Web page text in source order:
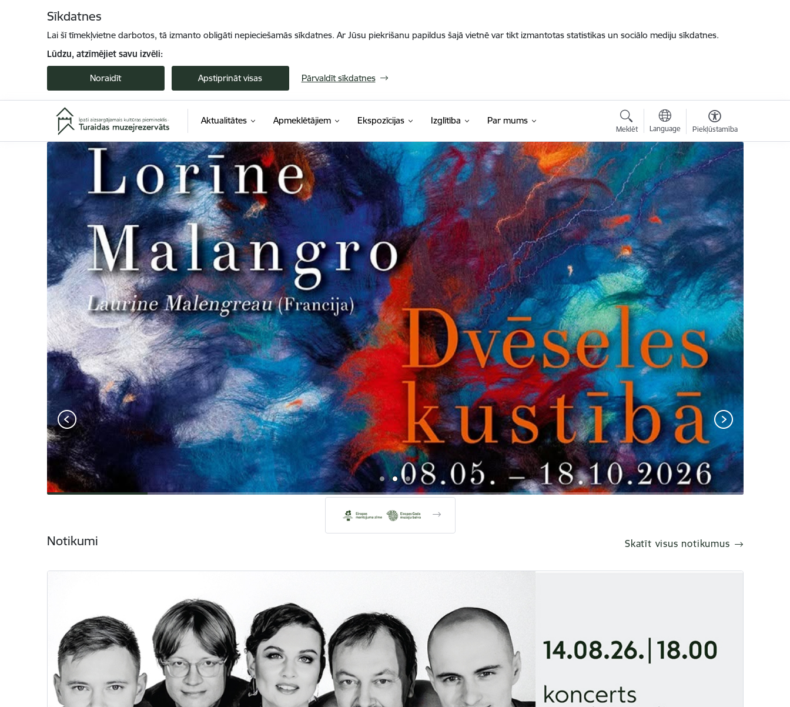
Sīkdatnes
Lai šī tīmekļvietne darbotos, tā izmanto obligāti nepieciešamās sīkdatnes. Ar Jūsu piekrišanu papildus šajā vietnē var tikt izmantotas statistikas un sociālo mediju sīkdatnes.
Lūdzu, atzīmējiet savu izvēli:
Noraidīt Apstiprināt visas Pārvaldīt sīkdatnes
Aktualitātes Apmeklētājiem Ekspozīcijas Izglītība Par mums
Meklēt Language Piekļūstamība
Turaidas muzejrezervāts
Iepriekšējais Tālāk
Notikumi Skatīt visus notikumus